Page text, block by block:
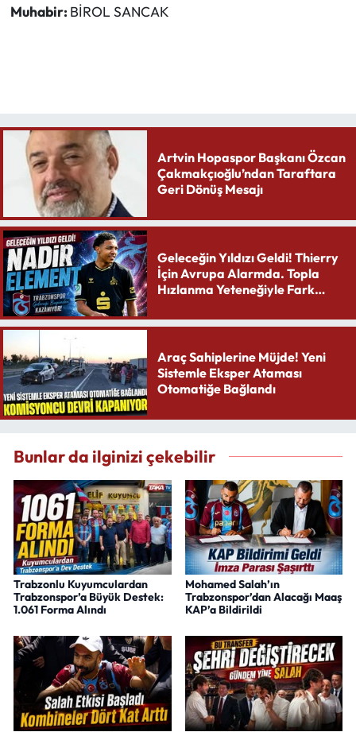
Muhabir: BİROL SANCAK
Artvin Hopaspor Başkanı Özcan
Çakmakçıoğlu’ndan Taraftara
Geri Dönüş Mesajı
Geleceğin Yıldızı Geldi! Thierry
İçin Avrupa Alarmda. Topla
Hızlanma Yeteneğiyle Fark
Araç Sahiplerine Müjde! Yeni
Sistemle Eksper Ataması
Otomatiğe Bağlandı
Bunlar da ilginizi çekebilir
Trabzonlu Kuyumculardan
Trabzonspor’a Büyük Destek:
1.061 Forma Alındı
Mohamed Salah’ın
Trabzonspor’dan Alacağı Maaş
KAP’a Bildirildi